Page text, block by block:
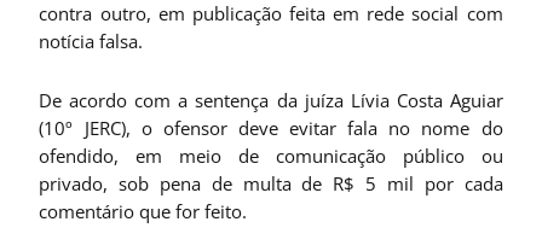
contra outro, em publicação feita em rede social com
notícia falsa.
De acordo com a sentença da juíza Lívia Costa Aguiar
(10º JERC), o ofensor deve evitar fala no nome do
ofendido, em meio de comunicação público ou
privado, sob pena de multa de R$ 5 mil por cada
comentário que for feito.